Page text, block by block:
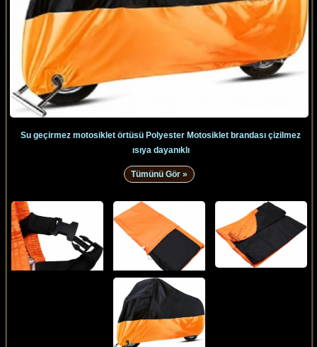
Su geçirmez motosiklet örtüsü Polyester Motosiklet brandası çizilmez
ısıya dayanıklı
Tümünü Gör »